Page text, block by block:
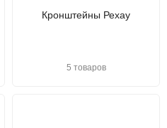
Кронштейны Рехау
5 товаров